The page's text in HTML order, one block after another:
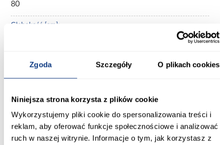
Zgoda Szczegóły O plikach cookies
Niniejsza strona korzysta z plików cookie
Wykorzystujemy pliki cookie do spersonalizowania treści i
reklam, aby oferować funkcje społecznościowe i analizować
ruch w naszej witrynie. Informacje o tym, jak korzystasz z
80
Głębokość [cm]:
82.00
Creativa